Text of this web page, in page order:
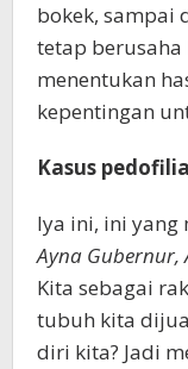
bokek, sampai
tetap
menentukan
kepentingan
Kasus
Iya ini, ini
Ayna Gubernur,
Kita sebagai
tubuh kita
diri kita? Jadi